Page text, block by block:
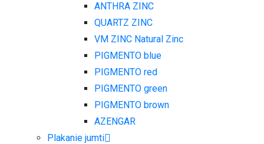
ANTHRA ZINC
QUARTZ ZINC
VM ZINC Natural Zinc
PIGMENTO blue
PIGMENTO red
PIGMENTO green
PIGMENTO brown
AZENGAR
Plakanie jumti